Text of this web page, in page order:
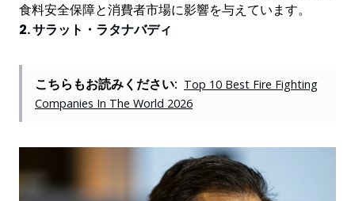
食料安全保障と消費者市場に影響を与えています。
2. サラット・ラタナバディ
こちらもお読みください: Top 10 Best Fire Fighting
Companies In The World 2026